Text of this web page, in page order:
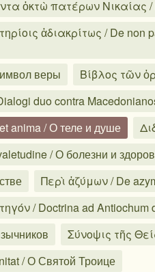
ὀκτὼ πατέρων Νικαίας /
ἀδιακρίτως / De
веры
Βίβλος τῶν
duo contra
anima / О теле и душе
/ О болезни и
Περὶ ἀζύμων / De
/ Doctrina ad Antiochum
Σύνοψις τῆς
/ О Святой Троице